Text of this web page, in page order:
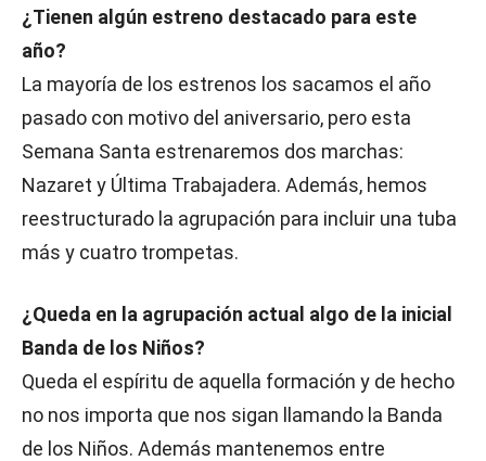
¿Tienen algún estreno destacado para este
año?
La mayoría de los estrenos los sacamos el año
pasado con motivo del aniversario, pero esta
Semana Santa estrenaremos dos marchas:
Nazaret y Última Trabajadera. Además, hemos
reestructurado la agrupación para incluir una tuba
más y cuatro trompetas.
¿Queda en la agrupación actual algo de la inicial
Banda de los Niños?
Queda el espíritu de aquella formación y de hecho
no nos importa que nos sigan llamando la Banda
de los Niños. Además mantenemos entre